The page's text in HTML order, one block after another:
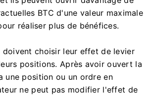
BTC d'une valeur maximale
réaliser plus de bénéfices.
doivent choisir leur effet de levier
positions. Après avoir ouvert la
une position ou un ordre en
ne peut pas modifier l'effet de